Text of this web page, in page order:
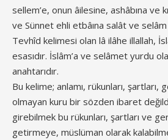
sellem’e, onun âilesine, ashâbına ve
ve Sünnet ehli etbâına salât ve
Tevhîd kelimesi olan lâ ilâhe illallah,
esasıdır. İslâm’a ve selâmet yurdu
anahtarıdır.
Bu kelime; anlamı, rükunları, şartları,
olmayan kuru bir sözden ibaret
girebilmek bu rükunları, şartları ve
getirmeye, müslüman olarak